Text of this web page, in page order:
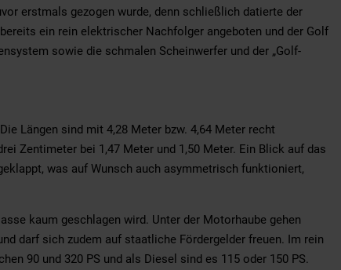
erstmals gezogen wurde, denn schließlich datierte der
ein rein elektrischer Nachfolger angeboten und der Golf
sowie die schmalen Scheinwerfer und der „Golf-
Längen sind mit 4,28 Meter bzw. 4,64 Meter recht
Zentimeter bei 1,47 Meter und 1,50 Meter. Ein Blick auf das
was auf Wunsch auch asymmetrisch funktioniert,
kaum geschlagen wird. Unter der Motorhaube gehen
darf sich zudem auf staatliche Fördergelder freuen. Im rein
90 und 320 PS und als Diesel sind es 115 oder 150 PS.